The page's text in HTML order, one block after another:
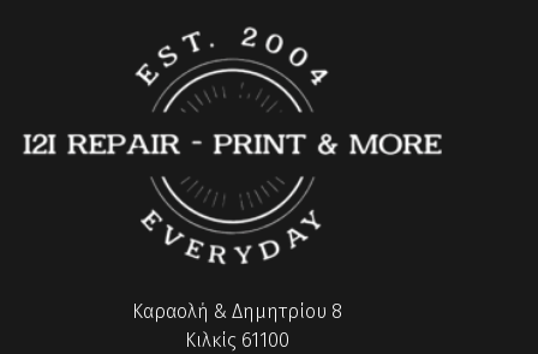
Καραολή & Δημητρίου 8
Κιλκίς 61100